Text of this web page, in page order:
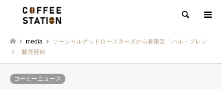
検索
media
ソーシャルグッドロースターズから春限定「ハル・ブレン
ド」販売開始
コーヒーニュース